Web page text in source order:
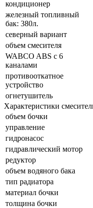
кондиционер
железный топливный
бак: 380л.
северный вариант
объем смесителя
WABCO ABS с 6
каналами
противооткатное
устройство
огнетушитель
Характеристики
объем бочки
управление
гидронасос
гидравлический мотор
редуктор
объем водяного бака
тип радиатора
материал бочки
толщина бочки